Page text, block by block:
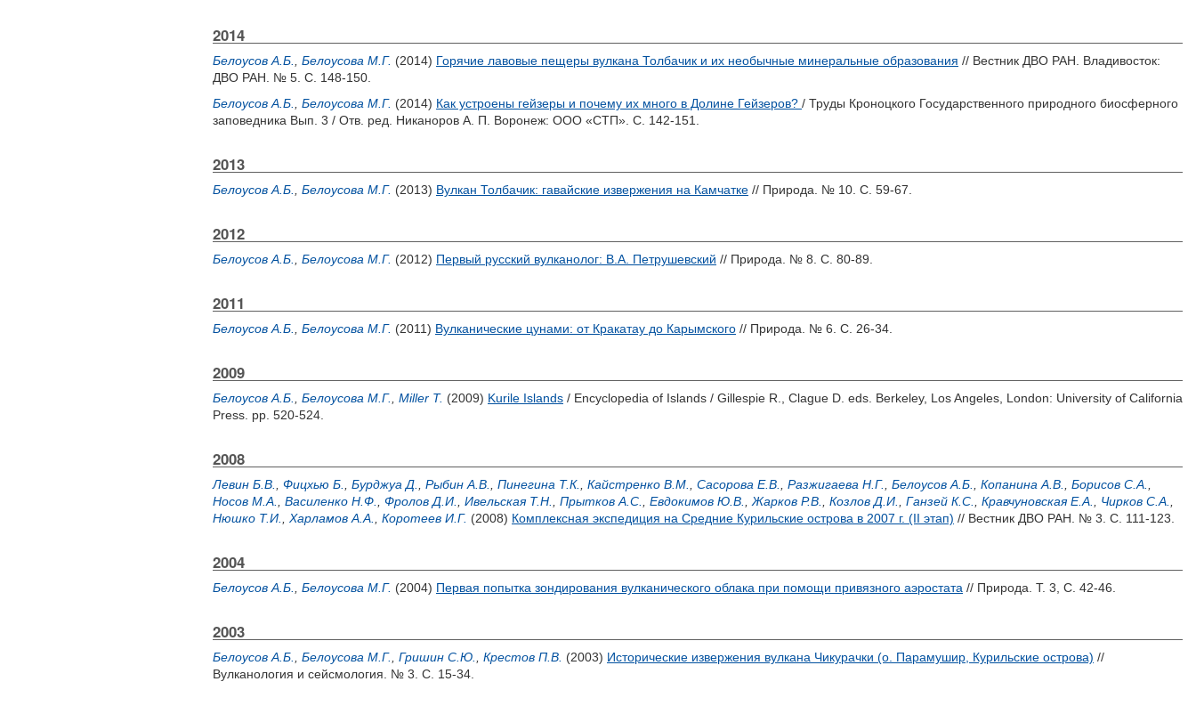
2014
Белоусов А.Б. Белоусова М.Г. (2014) Горячие лавовые пещеры вулкана Толбачик и их необычные минеральные образования // Вестник ДВО РАН. Владивосток:
ДВО РАН. № 5. С. 148-150.
Белоусов А.Б.
Белоусова М.Г. (2014) Как устроены гейзеры и почему их много в Долине Гейзеров? / Труды Кроноцкого Государственного природного биосферного
заповедника Вып. 3 / Отв. ред. Никаноров А. П. Воронеж: ООО «СТП». С. 142-151.
2013
Белоусов А.Б. Белоусова М.Г. (2013) Вулкан Толбачик: гавайские извержения на Камчатке // Природа. № 10. С. 59-67.
2012
Белоусов А.Б. Белоусова М.Г. (2012) Первый русский вулканолог: В.А. Петрушевский // Природа. № 8. С. 80-89.
2011
Белоусов А.Б. Белоусова М.Г. (2011) Вулканические цунами: от Кракатау до Карымского // Природа. № 6. С. 26-34.
2009
Белоусов А.Б. Белоусова М.Г. Miller T. (2009) Kurile Islands / Encyclopedia of Islands / Gillespie R. Clague D. eds. Berkeley, Los Angeles, London: University of California
Press. pp. 520-524.
2008
Левин Б.В. Фицхью Б. Бурджуа Д. Рыбин А.В. Пинегина Т.К. Кайстренко В.М. Сасорова Е.В. Разжигаева Н.Г. Белоусов А.Б. Копанина А.В. Борисов С.А.
Носов М.А.
Василенко Н.Ф. Фролов Д.И. Ивельская Т.Н. Прытков А.С. Евдокимов Ю.В. Жарков Р.В. Козлов Д.И. Ганзей К.С. Кравчуновская Е.А. Чирков С.А.
Нюшко Т.И.
Харламов А.А. Коротеев И.Г. (2008) Комплексная экспедиция на Средние Курильские острова в 2007 г. (II этап) // Вестник ДВО РАН. № 3. С. 111-123.
2004
Белоусов А.Б. Белоусова М.Г. (2004) Первая попытка зондирования вулканического облака при помощи привязного аэростата // Природа. Т. 3, С. 42-46.
2003
Белоусов А.Б. Белоусова М.Г. Гришин С.Ю. Крестов П.В. (2003) Исторические извержения вулкана Чикурачки (о. Парамушир, Курильские острова) //
Вулканология и сейсмология. № 3. С. 15-34.